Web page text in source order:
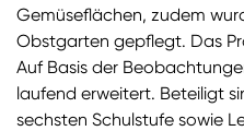
Gemüseflächen, zudem
Obstgarten gepflegt. Das
Auf Basis der
laufend erweitert. Beteiligt
sechsten Schulstufe sowie